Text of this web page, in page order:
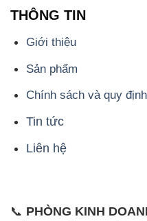
THÔNG TIN
Giới thiệu
Sản phẩm
Chính sách và quy
Tin tức
Liên hệ
📞 PHÒNG KINH